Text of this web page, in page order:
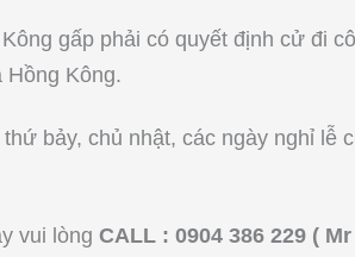
gấp phải có quyết định cử đi
Kông.
bảy, chủ nhật, các ngày nghỉ lễ
vui lòng CALL : 0904 386 229 ( Mr